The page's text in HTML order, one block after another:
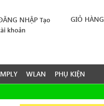
NHẬP Tạo
khoản
GIỎ HÀNG
WLAN PHỤ KIỆN